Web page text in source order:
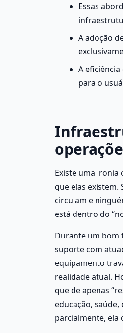
Essas
A adoção
A
para o
Existe uma ironia
que elas existem.
circulam e
está dentro do
Durante um bom
suporte com
equipamento
realidade atual.
que de apenas
educação,
parcialmente, ela